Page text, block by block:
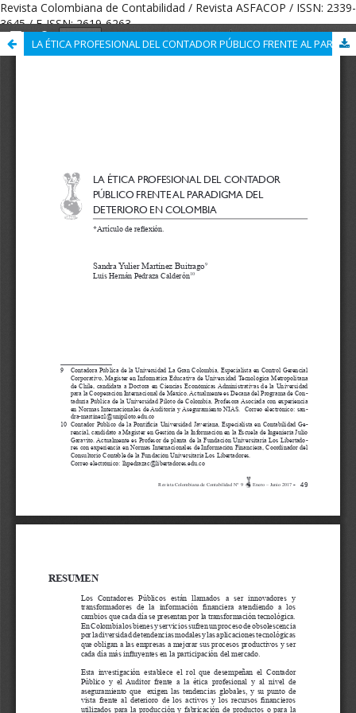
Revista Colombiana de Contabilidad / Revista ASFACOP / ISSN: 2339-
3645 / E-ISSN: 2619-6263
LA ÉTICA PROFESIONAL DEL CONTADOR PÚBLICO FRENTE AL PARADIGMA DEL DETERIORO EN COLOMBIA